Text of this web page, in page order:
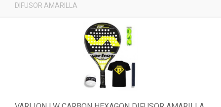
DIFUSOR AMARILLA